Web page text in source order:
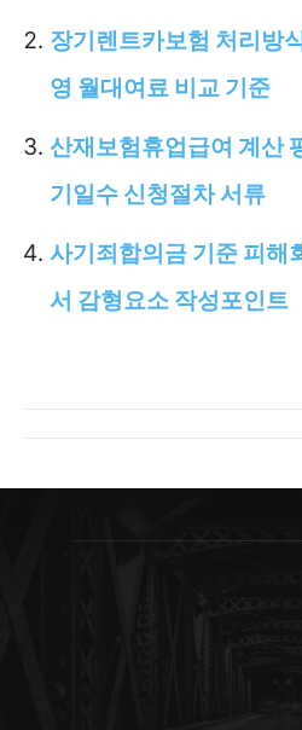
장기렌트카보험 처리방
영 월대여료 비교 기준
산재보험휴업급여 계산
기일수 신청절차 서류
사기죄합의금 기준 피해
서 감형요소 작성포인트